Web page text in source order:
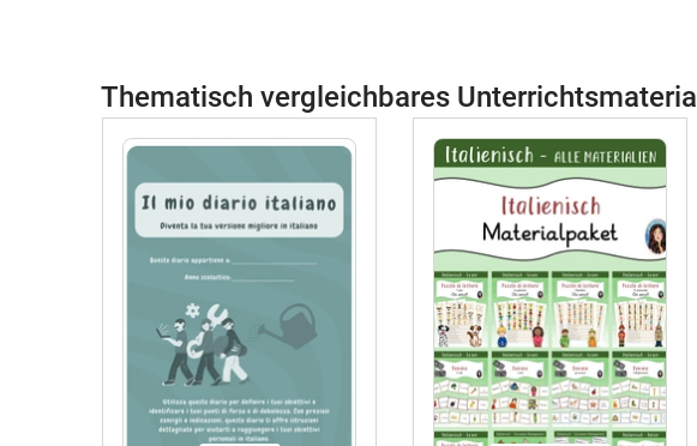
Thematisch vergleichbares Unterrichtsmaterial